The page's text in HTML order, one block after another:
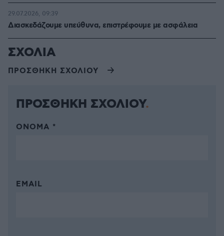
Διασκεδάζουμε υπεύθυνα, επιστρέφουμε με ασφάλεια
29.07.2026, 09:39
ΣΧΟΛΙΑ
ΠΡΟΣΘΗΚΗ ΣΧΟΛΙΟΥ
ΠΡΟΣΘΗΚΗ ΣΧΟΛΙΟΥ
ΌΝΟΜΑ *
EMAIL